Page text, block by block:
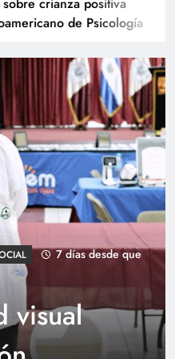
de Psicología
EN EL CAMPUS
7 días
“Inglés
ganan primer lugar